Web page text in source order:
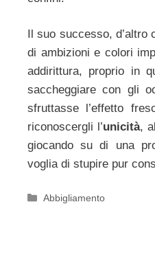
Il suo successo,
di ambizioni e colori
addirittura, proprio in
saccheggiare con gli
sfruttasse l’effetto
riconoscergli l’unicità,
giocando su di una
voglia di stupire pur
Categorie
Abbigliamento